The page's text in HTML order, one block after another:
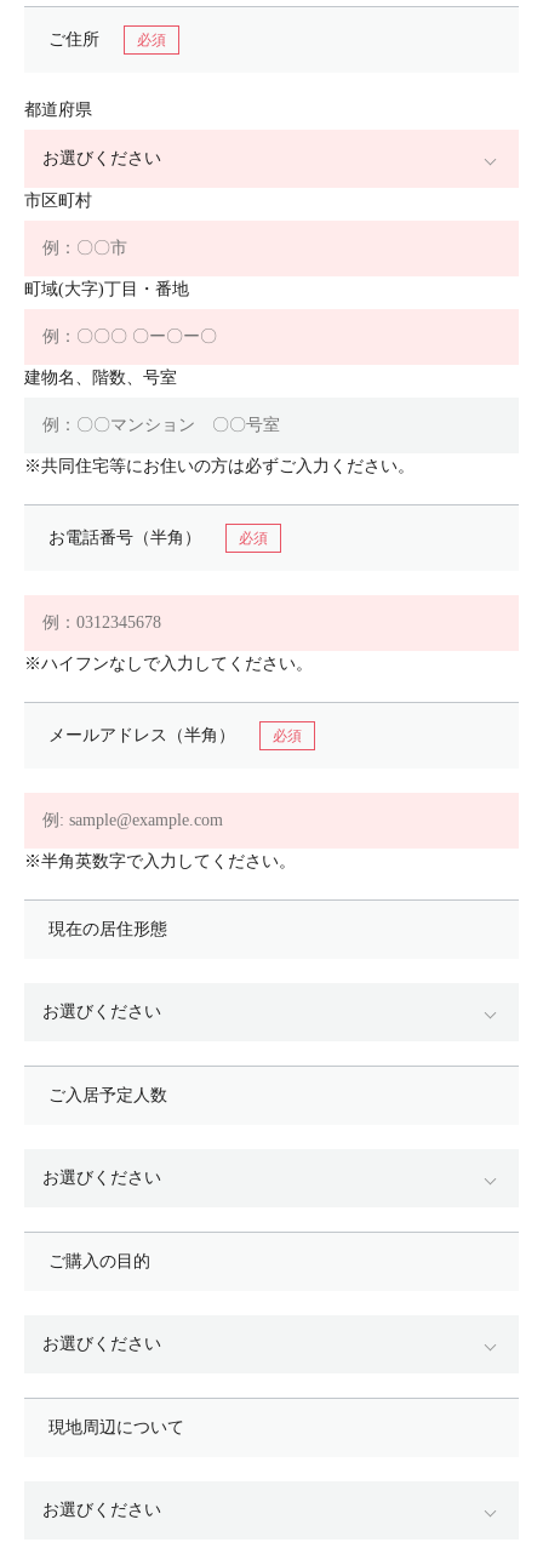
ご住所
都道府県
市区町村
町域(大字)丁目・番地
建物名、階数、号室
※共同住宅等にお住いの方は必ずご入力ください。
お電話番号（半角）
※ハイフンなしで入力してください。
メールアドレス（半角）
※半角英数字で入力してください。
現在の居住形態
ご入居予定人数
ご購入の目的
現地周辺について